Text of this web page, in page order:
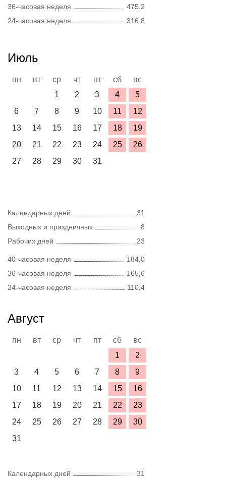
36-часовая неделя
475,2
24-часовая неделя
316,8
Июль
пн вт ср чт пт сб
вс
1
2 3 4
5
6
7 8 9 10 11
12
13
14 15 16 17 18
19
20
21 22 23 24 25
26
27
28 29 30 31
Календарных дней
31
Выходных и праздничных
8
Рабочих дней
23
40-часовая неделя
184,0
36-часовая неделя
165,6
24-часовая неделя
110,4
Август
пн вт ср чт пт сб
вс
1
2
3
4 5 6 7 8
9
10
11 12 13 14 15
16
17
18 19 20 21 22
23
24
25 26 27 28 29
30
31
Календарных дней
31